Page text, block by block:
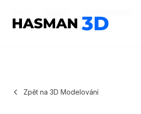
Hasman3D - 3D tisk
Zpět na 3D Modelování